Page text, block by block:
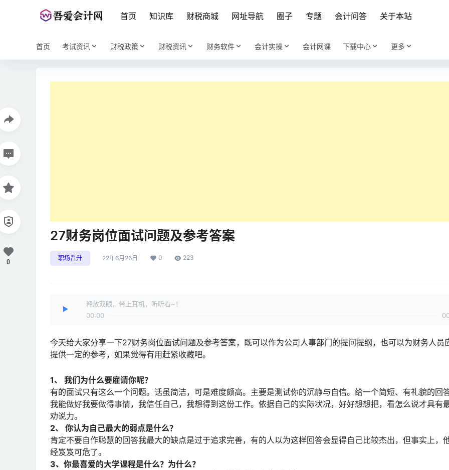
首页 知识库 财税商城 网址导航 圈子 专题 会计问答 关于本站
首页 考试资讯 财税政策 财税资讯 财务软件 会计实操 会计网课 下载中心 更多
27财务岗位面试问题及参考答案
职场晋升 22年6月26日 0 223
释放双眼，带上耳机，听听看~！
00:00
今天给大家分享一下27财务岗位面试问题及参考答案，既可以作为公司人事部门的提问提纲，也可以为财务人员
提供一定的参考，如果觉得有用赶紧收藏吧。
1、 我们为什么要雇请你呢？
有的面试只有这么一个问题。话虽简洁，可是难度颇高。主要是测试你的沉静与自信。给一个简短、有礼貌的回答
我能做好我要做得事情，我信任自己，我想得到这份工作。依据自己的实际状况，好好想想把，看怎么说才具有
劝说力。
2、 你认为自己最大的弱点是什么？
肯定不要自作聪慧的回答我最大的缺点是过于追求完善，有的人以为这样回答会显得自己比较杰出，但事实上，
经岌岌可危了。
3、你最喜爱的大学课程是什么？为什么？
0